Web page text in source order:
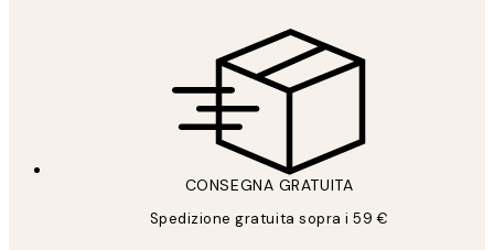
CONSEGNA GRATUITA
Spedizione gratuita sopra i 59 €